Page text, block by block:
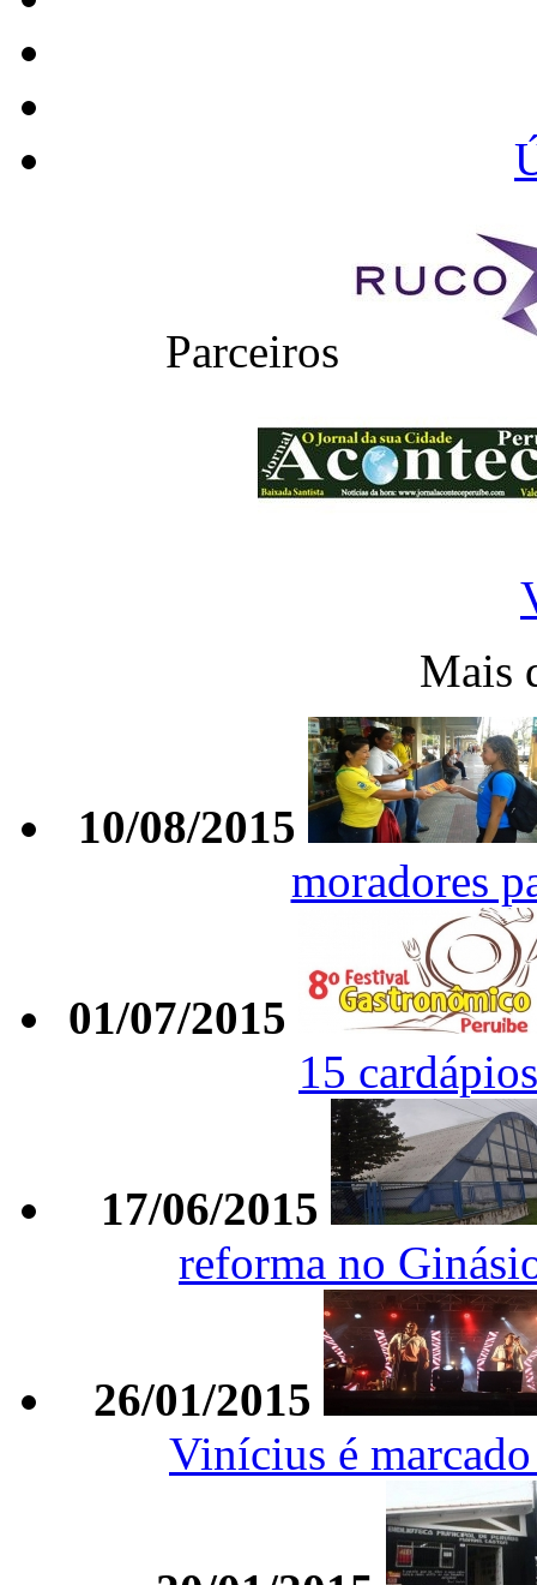
Parceiros
Mais
10/08/2015
moradores
01/07/2015
15
17/06/2015
reforma no
26/01/2015
Vinícius é